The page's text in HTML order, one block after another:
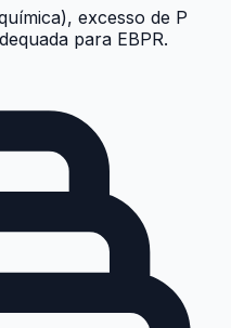
excesso de P
para EBPR.